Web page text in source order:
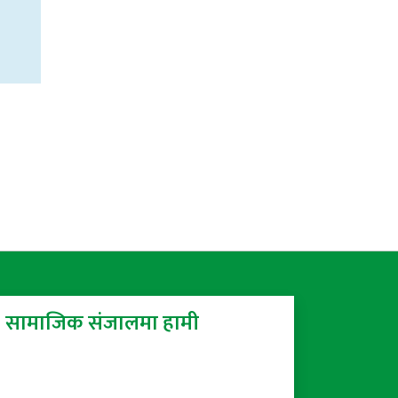
सामाजिक संजालमा हामी